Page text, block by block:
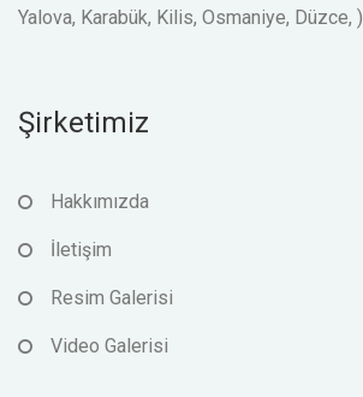
Yalova, Karabük, Kilis, Osmaniye, Düzce, )
Şirketimiz
Hakkımızda
İletişim
Resim Galerisi
Video Galerisi